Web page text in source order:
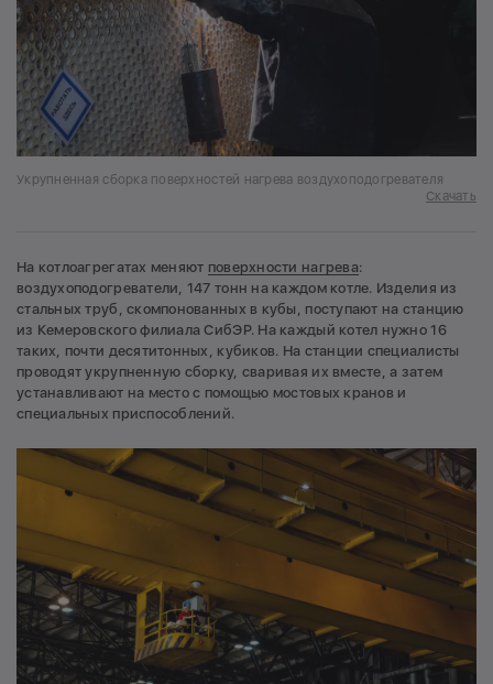
Укрупненная сборка поверхностей нагрева воздухоподогревателя
Скачать
На котлоагрегатах меняют поверхности нагрева:
воздухоподогреватели, 147 тонн на каждом котле. Изделия из
стальных труб, скомпонованных в кубы, поступают на станцию
из Кемеровского филиала СибЭР. На каждый котел нужно 16
таких, почти десятитонных, кубиков. На станции специалисты
проводят укрупненную сборку, сваривая их вместе, а затем
устанавливают на место с помощью мостовых кранов и
специальных приспособлений.